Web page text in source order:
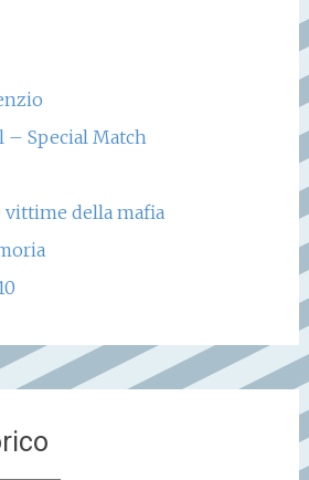
– Special Match
della mafia